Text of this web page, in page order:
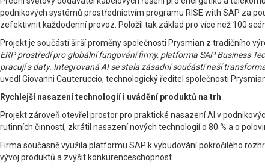
podnikových systémů prostřednictvím programu RISE with SAP za
zefektivnit každodenní provoz. Položil tak základ pro více než 100
Projekt je součástí širší proměny společnosti Prysmian z tradičního
ERP prostředí pro globální fungování firmy, platforma SAP Business
pracují s daty. Integrovaná AI se stala zásadní součástí naší
uvedl Giovanni Cauteruccio, technologický ředitel společnosti
Rychlejší nasazení technologií i uvádění produktů na trh
Projekt zároveň otevřel prostor pro praktické nasazení AI v
rutinních činností, zkrátil nasazení nových technologií o 80 % a o
Firma současně využila platformu SAP k vybudování pokročilého
vývoj produktů a zvýšit konkurenceschopnost.